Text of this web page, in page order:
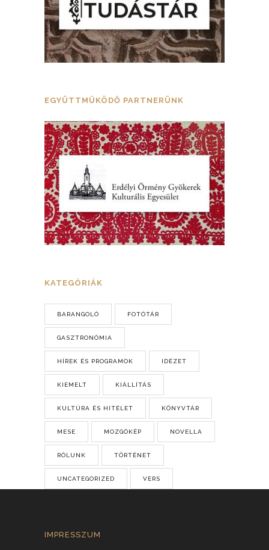
EGYÜTTMŰKÖDŐ PARTNERÜNK
KATEGÓRIÁK
BARANGOLÓ FOTÓTÁR
GASZTRONÓMIA
HÍREK ÉS PROGRAMOK IDÉZET
KIEMELT KIÁLLÍTÁS
KULTÚRA ÉS HITÉLET KÖNYVTÁR
MESE MOZGÓKÉP NOVELLA
RÓLUNK TÖRTÉNET
UNCATEGORIZED VERS
IMPRESSZUM